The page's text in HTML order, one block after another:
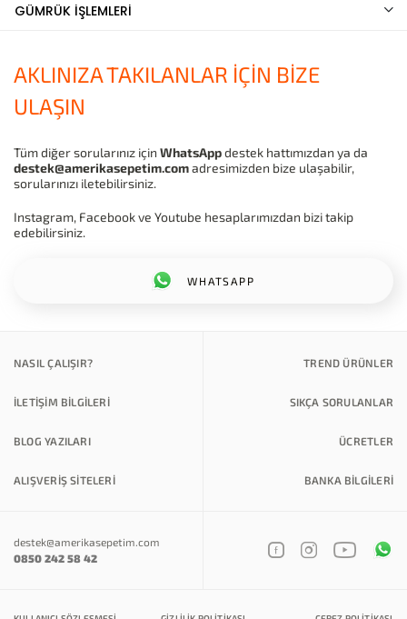
GÜMRÜK İŞLEMLERİ
AKLINIZA TAKILANLAR İÇİN BİZE
ULAŞIN
WHATSAPP
Tüm diğer sorularınız için WhatsAppdestek hattımızdan ya da
destek@amerikasepetim.comadresimizden bize ulaşabilir,
sorularınızı iletebilirsiniz.
Instagram, Facebook ve Youtube hesaplarımızdan bizi takip
edebilirsiniz.
NASIL ÇALIŞIR? TREND ÜRÜNLER
İLETİŞİM BİLGİLERİ SIKÇA SORULANLAR
BLOG YAZILARI ÜCRETLER
ALIŞVERİŞ SİTELERİ BANKA BILGILERI
destek@amerikasepetim.com
0850 242 58 42